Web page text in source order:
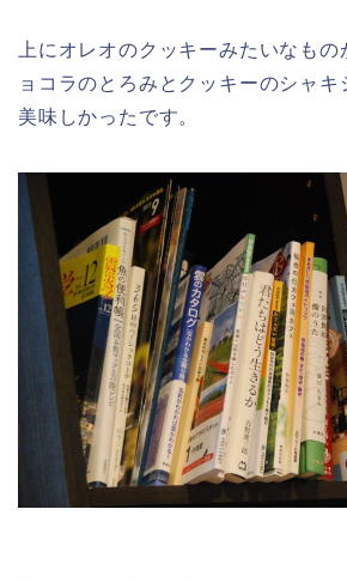
上にオレオのクッキーみたいなも
ョコラのとろみとクッキーのシャキ
美味しかったです。